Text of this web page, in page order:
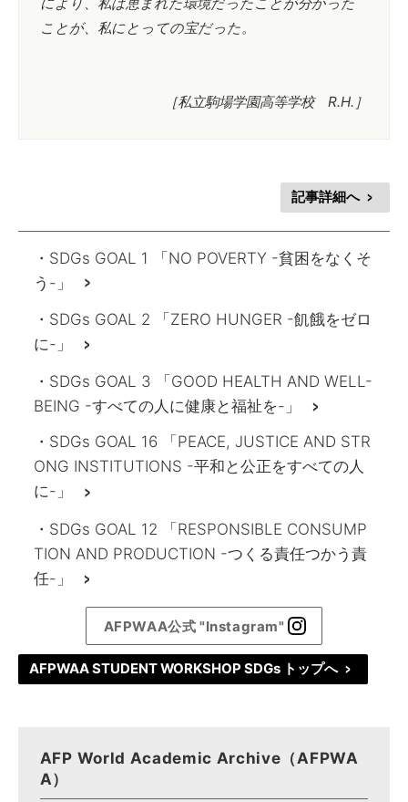
ことが、私にとっての宝だった。
［私立駒場学園高等学校 R.H.］
記事詳細へ >
・SDGs GOAL 1 「NO POVERTY -貧困をなくそ
う-」
>
・SDGs GOAL 2 「ZERO HUNGER -飢餓をゼロ
に-」
>
・SDGs GOAL 3 「GOOD HEALTH AND WELL-
BEING -すべての人に健康と福祉を-」
>
・SDGs GOAL 16 「PEACE, JUSTICE AND STR
ONG INSTITUTIONS -平和と公正をすべての人
に-」
>
・SDGs GOAL 12 「RESPONSIBLE CONSUMP
TION AND PRODUCTION -つくる責任つかう責
任-」
>
AFPWAA公式 "Instagram"
AFPWAA STUDENT WORKSHOP SDGs トップへ >
AFP World Academic Archive（AFPWA
A）